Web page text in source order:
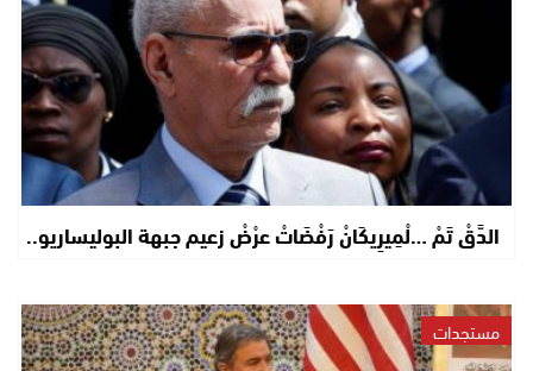
الدَّقْ تَمْ …لْمِيرِيكَانْ رَفْضَاتْ عرْضْ زعيم جبهة البوليساريو..
مستجدات